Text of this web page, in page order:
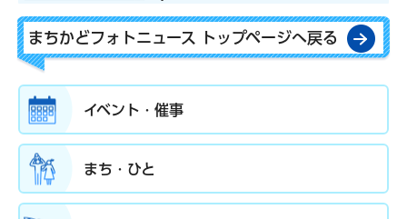
まちかどフォトニュース トップページへ戻る
イベント・催事
まち・ひと